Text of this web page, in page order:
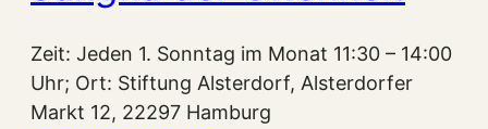
Zeit: Jeden 1. Sonntag im Monat 11:30 – 14:00
Uhr; Ort: Stiftung Alsterdorf, Alsterdorfer
Markt 12, 22297 Hamburg